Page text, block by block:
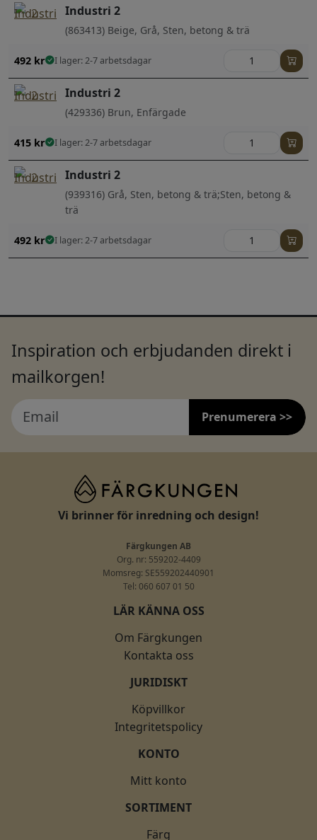
Industri 2
(863413) Beige, Grå, Sten, betong & trä
492 kr I lager: 2-7 arbetsdagar
Industri 2
(429336) Brun, Enfärgade
415 kr I lager: 2-7 arbetsdagar
Industri 2
(939316) Grå, Sten, betong & trä;Sten, betong &
trä
492 kr I lager: 2-7 arbetsdagar
Inspiration och erbjudanden direkt i
mailkorgen!
Prenumerera >>
Vi brinner för inredning och design!
Färgkungen AB
Org. nr: 559202-4409
Momsreg: SE559202440901
Tel: 060 607 01 50
LÄR KÄNNA OSS
Om Färgkungen
Kontakta oss
JURIDISKT
Köpvillkor
Integritetspolicy
KONTO
Mitt konto
SORTIMENT
Färg